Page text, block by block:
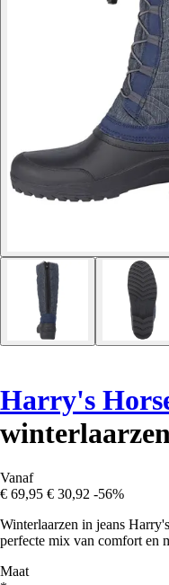
Harry's
Vanaf
€ 69,95 € 30,92 -56%
Winterlaarzen in jeans
perfecte mix van comfort en
Maat